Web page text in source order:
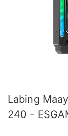
Labing
240 -